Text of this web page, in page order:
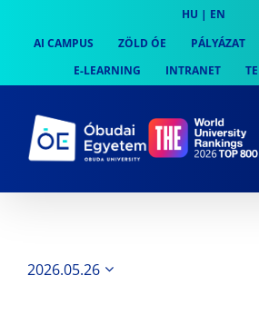
content
HU | EN
AI CAMPUS
ZÖLD ÓE PÁLYÁZAT
E-LEARNING
INTRANET
2026.05.26